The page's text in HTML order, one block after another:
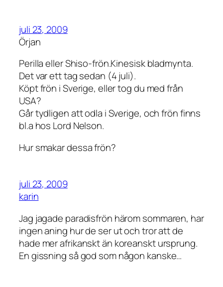
juli 23, 2009
Örjan
Perilla eller Shiso-frön.Kinesisk bladmynta.
Det var ett tag sedan (4 juli).
Köpt frön i Sverige, eller tog du med från
USA?
Går tydligen att odla i Sverige, och frön finns
bl.a hos Lord Nelson.
Hur smakar dessa frön?
juli 23, 2009
karin
Jag jagade paradisfrön härom sommaren, har
ingen aning hur de ser ut och tror att de
hade mer afrikanskt än koreanskt ursprung.
En gissning så god som någon kanske…